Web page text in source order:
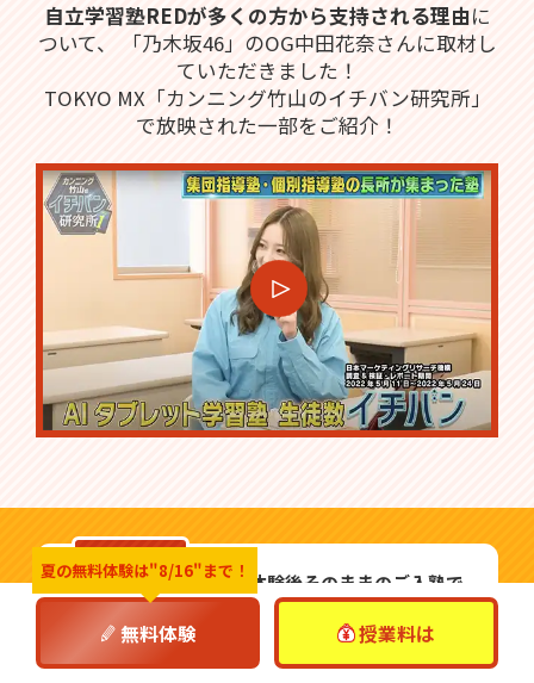
自立学習塾REDが多くの方から支持される理由に
ついて、
「乃木坂46」のOG中田花奈さんに取材し
ていただきました！
TOKYO MX「カンニング竹山のイチバン研究所」
で放映された一部をご紹介！
無料体験
受付中
無料体験後そのままのご入塾で
12,100円 無料
夏の無料体験は"8/16"まで！
無料体験 授業料は